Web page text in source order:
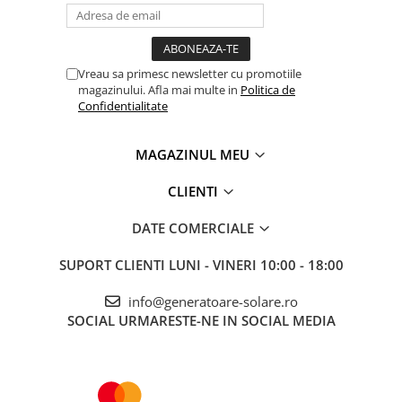
Accesorii instrumente de masura
Luxmetru
Osciloscoape
Lichidare stoc
Robotul de pornire este proiectat cu siguranță sporită pentru
orice utilizator, chiar și începători.
Scurt-circuit;
Circuit deschis;
Supraîncălzire;
Protecție în cazul polarității greșite;
Vreau sa primesc newsletter cu promotiile
magazinului. Afla mai multe in Politica de
Confidentialitate
MAGAZINUL MEU
CLIENTI
DATE COMERCIALE
SUPORT CLIENTI LUNI - VINERI 10:00 - 18:00
info@generatoare-solare.ro
SOCIAL URMARESTE-NE IN SOCIAL MEDIA